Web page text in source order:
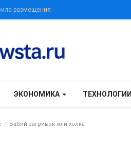
размещения
ЭКОНОМИКА ТЕХНОЛОГИИ
Бабий загривок или холка